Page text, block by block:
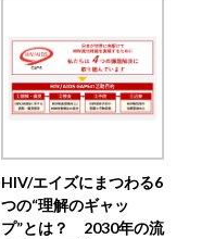
HIV/エイズにまつわる6
つの“理解のギャッ
プ”とは？ 2030年の流